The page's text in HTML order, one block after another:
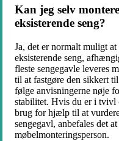
Kan jeg selv
eksisterende seng?
Ja, det er normalt muligt
eksisterende seng,
fleste sengegavle leveres
til at fastgøre den sikkert
følge anvisningerne nøje
stabilitet. Hvis du er i tvivl
brug for hjælp til at
sengegavl, anbefales det
møbelmonteringsperson.